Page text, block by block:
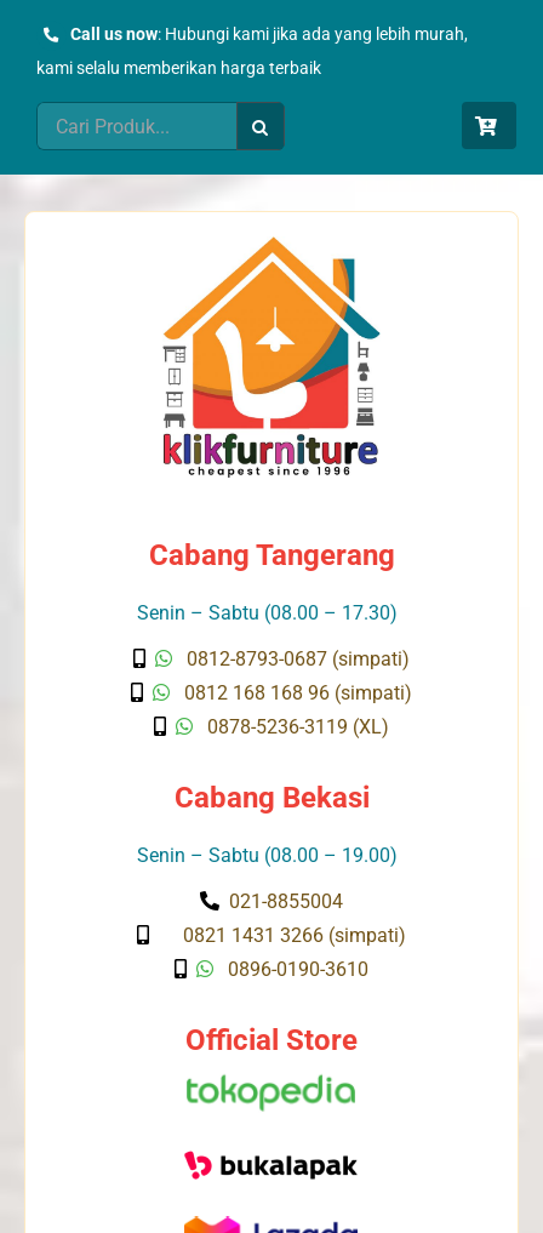
Call us now: Hubungi kami jika ada yang lebih murah,
kami selalu memberikan harga terbaik
Search
for:
Cabang Tangerang
Senin – Sabtu (08.00 – 17.30)
0812-8793-0687 (simpati)
0812 168 168 96 (simpati)
0878-5236-3119 (XL)
Cabang Bekasi
Senin – Sabtu (08.00 – 19.00)
021-8855004
0821 1431 3266 (simpati)
0896-0190-3610
Official Store